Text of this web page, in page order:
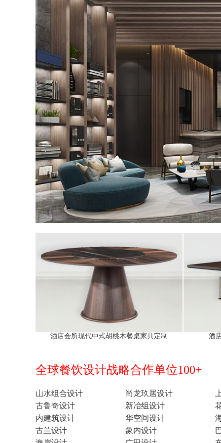
酒店会所现代中式胡桃木餐桌家具定制 酒
全球餐饮设计战略合作单位100+
山水组合设计 尚龙玖居设计
古鲁奇设计
新冶组设计
内建筑设计
华空间设计
古兰设计
象内设计